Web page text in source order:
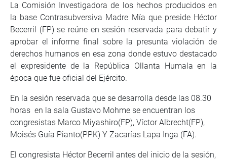
La Comisión Investigadora de los hechos producidos en
la base Contrasubversiva Madre Mía que preside Héctor
Becerril (FP) se reúne en sesión reservada para debatir y
aprobar el informe final sobre la presunta violación de
derechos humanos en esa zona donde estuvo destacado
el expresidente de la República Ollanta Humala en la
época que fue oficial del Ejército.
En la sesión reservada que se desarrolla desde las 08.30
horas en la sala Gustavo Mohme se encuentran los
congresistas Marco Miyashiro(FP), Víctor Albrecht(FP),
Moisés Guía Pianto(PPK) Y Zacarías Lapa Inga (FA).
El congresista Héctor Becerril antes del inicio de la sesión,